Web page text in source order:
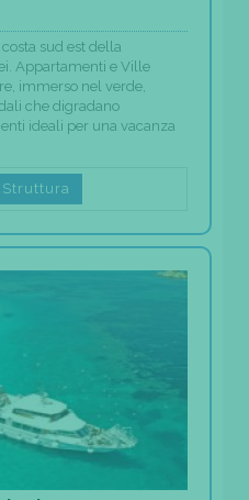
sud est della
Appartamenti e Ville
immerso nel verde,
che digradano
ideali per una vacanza